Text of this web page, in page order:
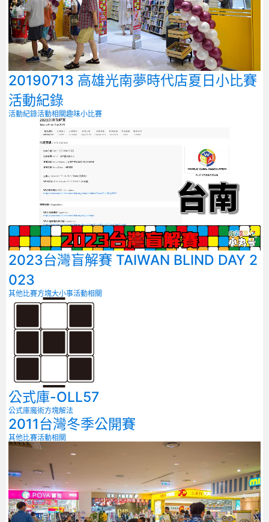
20190713 高雄光南夢時代店夏日小比賽
活動紀錄
活動紀錄活動相關趣味小比賽
2023台灣盲解賽 TAIWAN BLIND DAY 2
023
其他比賽方塊大小事活動相關
公式庫-OLL57
公式庫魔術方塊解法
2011台灣冬季公開賽
其他比賽活動相關